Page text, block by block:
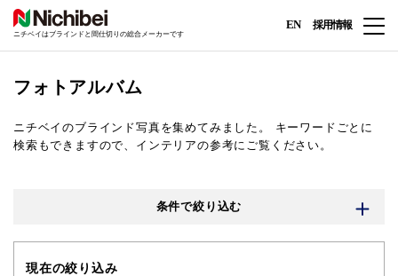
ニチベイはブラインドと間仕切りの総合メーカーです
EN 採用情報
フォトアルバム
ニチベイのブラインド写真を集めてみました。
キーワードごとに
検索もできますので、インテリアの参考にご覧ください。
条件で絞り込む
現在の絞り込み